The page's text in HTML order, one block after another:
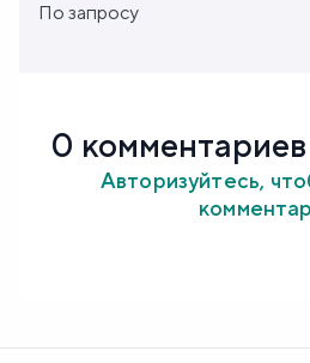
По запросу
0 комментариев
Авторизуйтесь,